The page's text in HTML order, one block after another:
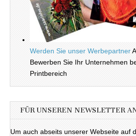
Werden Sie unser Werbepartner
Bewerben Sie Ihr Unternehmen
Printbereich
FÜR UNSEREN NEWSLETTER
Um auch abseits unserer Webseite auf